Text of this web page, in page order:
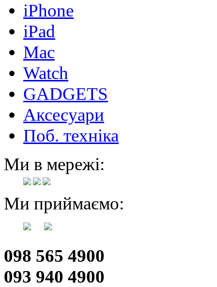
iPhone
iPad
Mac
Watch
GADGETS
Аксесуари
Поб. техніка
Ми в мережі:
Ми приймаємо:
098 565 4900
093 940 4900